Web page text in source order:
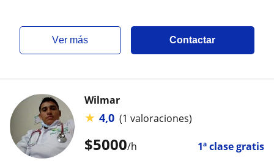
ver más Contactar
$5000/h 1ª clase gratis
Wilmar
★ 4,0 (1 valoraciones)